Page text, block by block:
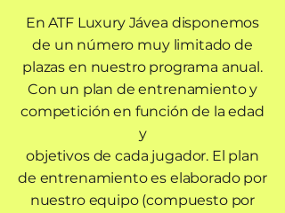
En ATF Luxury Jávea disponemos
de un número muy limitado de
plazas en nuestro programa anual.
Con un plan de entrenamiento y
competición en función de la edad
y
objetivos de cada jugador. El plan
de entrenamiento es elaborado por
nuestro equipo (compuesto por